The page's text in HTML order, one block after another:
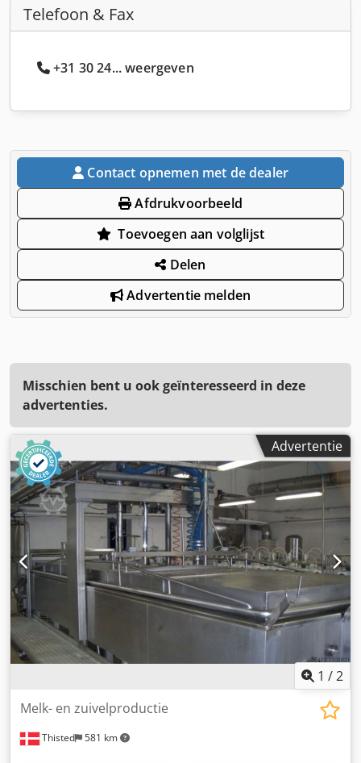
Telefoon & Fax
+31 30 24... weergeven
Contact opnemen met de dealer
Afdrukvoorbeeld
Toevoegen aan volglijst
Delen
Advertentie melden
Misschien bent u ook geïnteresseerd in deze
advertenties.
Advertentie
1 /2
Thisted 581 km
Melk- en zuivelproductie